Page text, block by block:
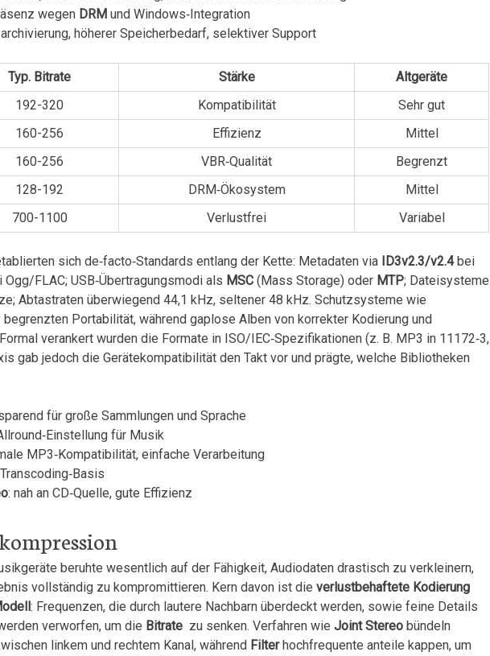
wegen⁢ DRM und Windows‑Integration
höherer Speicherbedarf, selektiver Support
Typ. Bitrate Stärke
Altgeräte
192-320 Kompatibilität
Sehr gut
160-256 Effizienz
Mittel
160-256 VBR‑Qualität
Begrenzt
128-192 DRM‑Ökosystem
Mittel
700-1100 Verlustfrei Variabel
sich de‑facto‑Standards entlang der⁣ Kette: Metadaten via ID3v2.3/v2.4bei
FLAC; USB‑Übertragungsmodi als MSC (Mass Storage) oder MTP;⁤ Dateisysteme
Abtastraten überwiegend 44,1 kHz, seltener 48 kHz. Schutzsysteme wie
begrenzten Portabilität, während gaplose Alben von korrekter Kodierung und
verankert wurden die Formate in ISO/IEC‑Spezifikationen (z. B. MP3 in 11172‑3,
gab jedoch die Gerätekompatibilität den Takt vor und prägte, welche Bibliotheken
für große Sammlungen ‌und Sprache
für⁣ Musik
MP3‑Kompatibilität, einfache Verarbeitung
: nah an CD‑Quelle, gute Effizienz
beruhte wesentlich auf der Fähigkeit, Audiodaten drastisch zu verkleinern,
vollständig ‌zu kompromittieren. Kern⁤ davon ist die verlustbehaftete⁢ Kodierung
: Frequenzen, die durch lautere Nachbarn überdeckt werden, sowie feine ‌Details
verworfen, um ‌die Bitrate ⁣ zu senken. Verfahren wie Joint Stereo bündeln
linkem und rechtem Kanal, während Filterhochfrequente anteile kappen, um